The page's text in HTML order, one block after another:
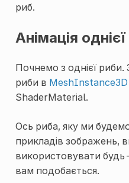
риб.
Анімація
Почнемо з однієї
риби в MeshInstance3D
ShaderMaterial.
Ось риба, яку ми
прикладів зображень,
використовувати
вам подобається.